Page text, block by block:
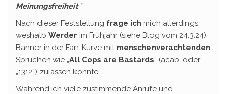
Meinungsfreiheit.“
Nach dieser Feststellung frage ich mich allerdings,
weshalb Werder im Frühjahr (siehe Blog vom 24.3.24)
Banner in der Fan-Kurve mit menschenverachtenden
Sprüchen wie „All Cops are Bastards“ (acab, oder:
„1312“) zulassen konnte.
Während ich viele zustimmende Anrufe und